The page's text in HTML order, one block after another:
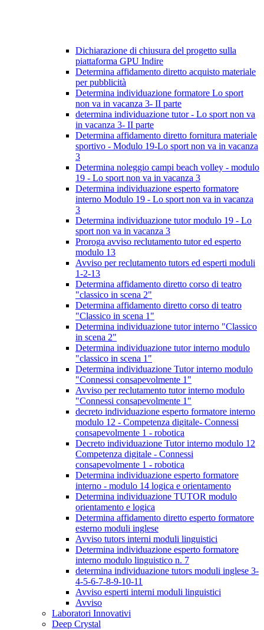
Dichiarazione di chiusura del progetto sulla
piattaforma GPU Indire
Determina affidamento diretto acquisto materiale
per pubblicità
Determina individuazione formatore Lo sport
non va in vacanza 3- II parte
determina individuazione tutor - Lo sport non va
in vacanza 3- II parte
Determina affidamento diretto fornitura materiale
sportivo - Modulo 19-Lo sport non va in vacanza
3
Determina noleggio campi beach volley - modulo
19 - Lo sport non va in vacanza 3
Determina individuazione esperto formatore
interno Modulo 19 - Lo sport non va in vacanza
3
Determina individuazione tutor modulo 19 - Lo
sport non va in vacanza 3
Proroga avviso reclutamento tutor ed esperto
modulo 13
Avviso per reclutamento tutors ed esperti moduli
1-2-13
Determina affidamento diretto corso di teatro
"classico in scena 2"
Determina affidamento diretto corso di teatro
"Classico in scena 1"
Determina individuazione tutor interno "Classico
in scena 2"
Determina individuazione tutor interno modulo
"classico in scena 1"
Determina individuazione Tutor interno modulo
"Connessi consapevolmente 1"
Avviso per reclutamento tutor interno modulo
"Connessi consapevolmente 1"
decreto individuazione esperto formatore interno
modulo 12 - Competenza digitale- Connessi
consapevolmente 1 - robotica
Decreto individuazione Tutor interno modulo 12
Competenza digitale - Connessi
consapevolmente 1 - robotica
Determina individuazione esperto formatore
interno - modulo 14 logica e orientamento
Determina individuazione TUTOR modulo
orientamento e logica
Determina affidamento diretto esperto formatore
esterno moduli inglese
Avviso tutors interni moduli linguistici
Determina individuazione esperto formatore
interno modulo linguistico n. 7
determina individuazione tutors moduli inglese 3-
4-5-6-7-8-9-10-11
Avviso esperti interni moduli linguistici
Avviso
Laboratori Innovativi
Deep Crystal